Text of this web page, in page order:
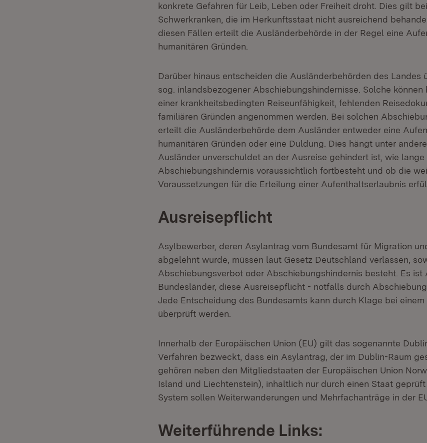
konkrete Gefahren für Leib, Leben oder Freiheit droht. Dies gilt
Schwerkranken, die im Herkunftsstaat nicht ausreichend
diesen Fällen erteilt die Ausländerbehörde in der Regel eine
humanitären Gründen.
Darüber hinaus entscheiden die Ausländerbehörden des Landes
sog. inlandsbezogener Abschiebungshindernisse. Solche
einer krankheitsbedingten Reiseunfähigkeit, fehlenden
familiären Gründen angenommen werden. Bei solchen
erteilt die Ausländerbehörde dem Ausländer entweder eine
humanitären Gründen oder eine Duldung. Dies hängt unter
Ausländer unverschuldet an der Ausreise gehindert ist, wie lange
Abschiebungshindernis voraussichtlich fortbesteht und ob die
Voraussetzungen für die Erteilung einer Aufenthaltserlaubnis
Ausreisepflicht
Asylbewerber, deren Asylantrag vom Bundesamt für Migration
abgelehnt wurde, müssen laut Gesetz Deutschland verlassen,
Abschiebungsverbot oder Abschiebungshindernis besteht. Es ist
Bundesländer, diese Ausreisepflicht - notfalls durch
Jede Entscheidung des Bundesamts kann durch Klage bei
überprüft werden.
Innerhalb der Europäischen Union (EU) gilt das sogenannte
Verfahren bezweckt, dass ein Asylantrag, der im Dublin-Raum
gehören neben den Mitgliedstaaten der Europäischen Union
Island und Liechtenstein), inhaltlich nur durch einen Staat
System sollen Weiterwanderungen und Mehrfachanträge in der
Weiterführende Links: